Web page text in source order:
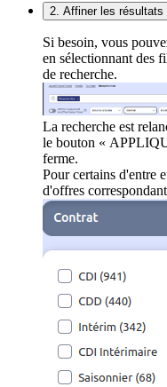
2. Affiner les résultats
Si besoin, vous
en sélectionnant des
de recherche.
La recherche est
le bouton «
ferme.
Pour certains d'entre
d'offres